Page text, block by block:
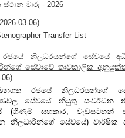
මාරු - 2026
03-06)
Transfer List
රජයේ නිලධරයන්ගේ සේවයේ
සේවාවේ තාවකාලික
රජයේ නිලධරයන්ගේ
සේවයේ නියුතු සංවර්ධන
(ගිණුම් සහකාර, වැඩසටහන්
නිලධාරීන්ගේ සේවයේ) වාර්ෂික